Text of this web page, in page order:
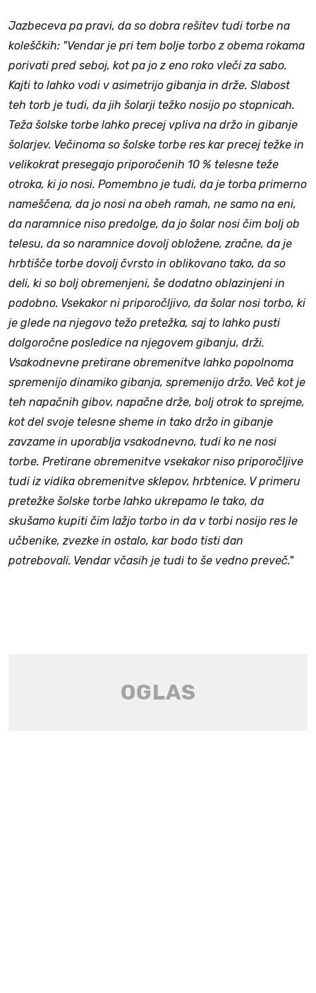
Jazbeceva pa pravi, da so dobra rešitev tudi torbe na
koleščkih: "Vendar je pri tem bolje torbo z obema rokama
porivati pred seboj, kot pa jo z eno roko vleči za sabo.
Kajti to lahko vodi v asimetrijo gibanja in drže. Slabost
teh torb je tudi, da jih šolarji težko nosijo po stopnicah.
Teža šolske torbe lahko precej vpliva na držo in gibanje
šolarjev. Večinoma so šolske torbe res kar precej težke in
velikokrat presegajo priporočenih 10 % telesne teže
otroka, ki jo nosi. Pomembno je tudi, da je torba primerno
nameščena, da jo nosi na obeh ramah, ne samo na eni,
da naramnice niso predolge, da jo šolar nosi čim bolj ob
telesu, da so naramnice dovolj obložene, zračne, da je
hrbtišče torbe dovolj čvrsto in oblikovano tako, da so
deli, ki so bolj obremenjeni, še dodatno oblazinjeni in
podobno. Vsekakor ni priporočljivo, da šolar nosi torbo, ki
je glede na njegovo težo pretežka, saj to lahko pusti
dolgoročne posledice na njegovem gibanju, drži.
Vsakodnevne pretirane obremenitve lahko popolnoma
spremenijo dinamiko gibanja, spremenijo držo. Več kot je
teh napačnih gibov, napačne drže, bolj otrok to sprejme,
kot del svoje telesne sheme in tako držo in gibanje
zavzame in uporablja vsakodnevno, tudi ko ne nosi
torbe. Pretirane obremenitve vsekakor niso priporočljive
tudi iz vidika obremenitve sklepov, hrbtenice. V primeru
pretežke šolske torbe lahko ukrepamo le tako, da
skušamo kupiti čim lažjo torbo in da v torbi nosijo res le
učbenike, zvezke in ostalo, kar bodo tisti dan
potrebovali. Vendar včasih je tudi to še vedno preveč."